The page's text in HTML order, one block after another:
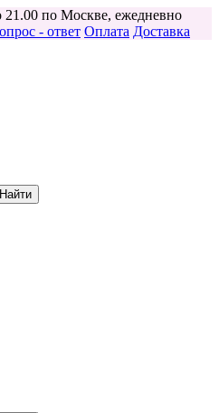
21.00 по Москве, ежедневно
- ответ Оплата Доставка
Найти